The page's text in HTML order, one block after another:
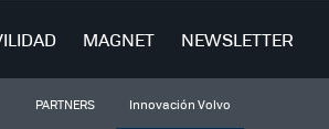
MAGNET NEWSLETTER
PARTNERS Innovación Volvo